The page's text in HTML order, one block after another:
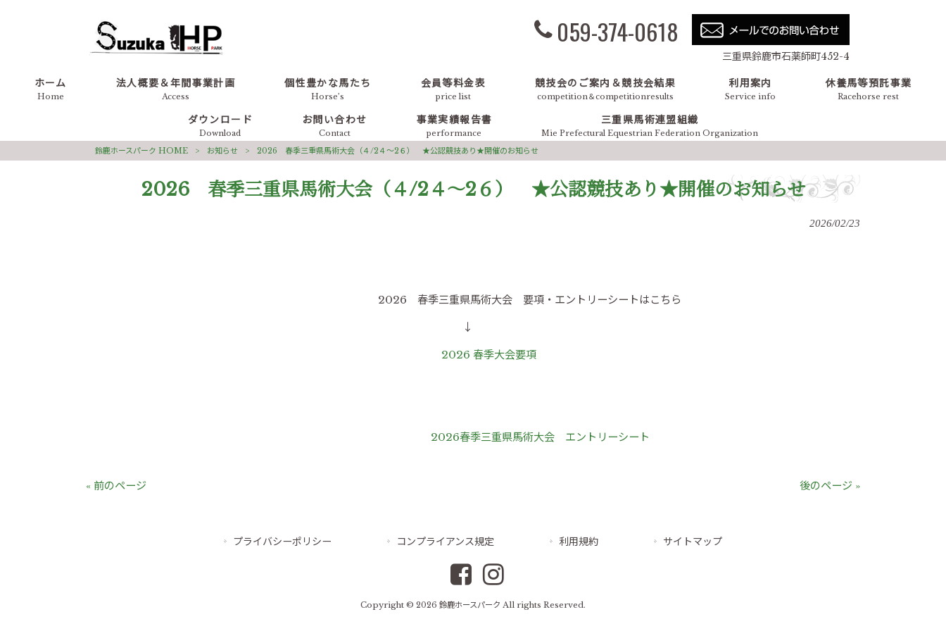
059-374-0618
三重県鈴鹿市石薬師町452-4
ホーム
Home
法人概要＆年間事業計画
Access
個性豊かな馬たち
Horse’s
会員等料金表
price list
競技会のご案内＆競技会結果
competition＆competitionresults
利用案内
Service info
休養馬等預託事業
Racehorse rest
ダウンロード
Download
お問い合わせ
Contact
事業実績報告書
performance
三重県馬術連盟組織
Mie Prefectural Equestrian Federation Organization
鈴鹿ホースパーク HOME
> お知らせ > 2026 春季三重県馬術大会（４/2４～2６） ★公認競技あり★開催のお知らせ
2026 春季三重県馬術大会（４/2４～2６） ★公認競技あり★開催のお知らせ
2026/02/23
2026 春季三重県馬術大会 要項・エントリーシートはこちら
↓
2026 春季大会要項
2026春季三重県馬術大会 エントリーシート
« 前のページ 後のページ »
プライバシーポリシー コンプライアンス規定 利用規約 サイトマップ
Copyright © 2026 鈴鹿ホースパーク All rights Reserved.